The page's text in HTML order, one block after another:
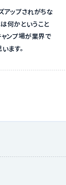
アップされがちな
何かということ
ャンプ場が業界で
ます。